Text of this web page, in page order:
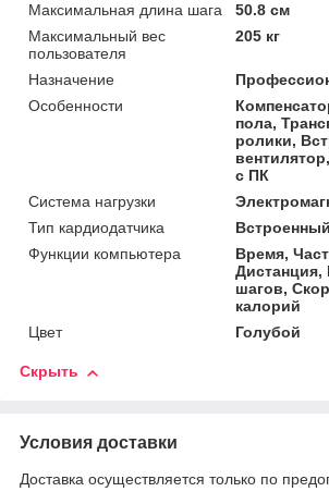
Максимальная длина шага
50.8 см
Максимальный вес
пользователя
205 кг
Назначение
Особенности
пола,
ролики,
с ПК
Система нагрузки
Тип кардиодатчика
Встроенный
Функции компьютера
Время,
Дистанция,
шагов,
калорий
Цвет
Голубой
Скрыть
Условия доставки
Доставка осуществляется только по